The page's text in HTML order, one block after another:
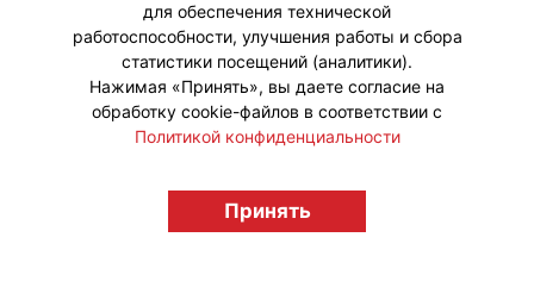
licensingrussia.ru, 2009-2026 12+
для обеспечения технической
работоспособности, улучшения работы и сбора
статистики посещений (аналитики).
Нажимая «Принять», вы даете согласие на
обработку cookie-файлов в соответствии с
Политикой конфиденциальности
Принять